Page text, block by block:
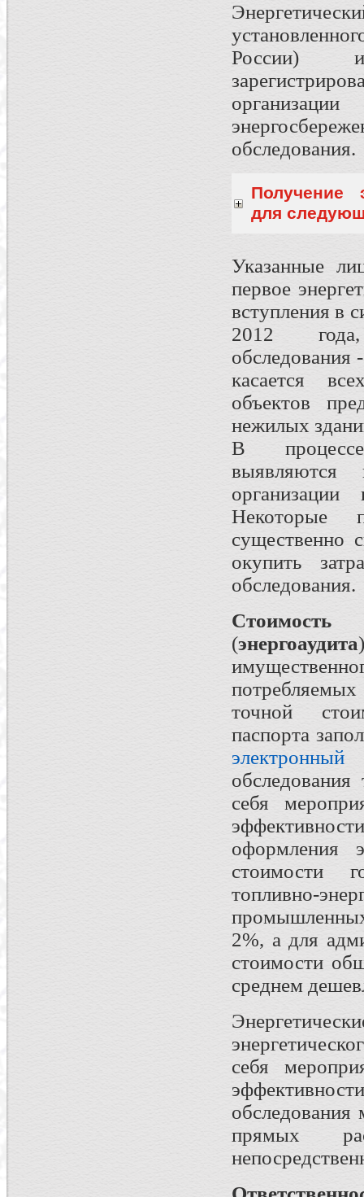
России) и
обследования.
Получение
для
Указанные
первое
вступления в
2012 года,
обследования
касается
объектов
нежилых
В процессе
выявляются
Некоторые
существенно
окупить
обследования.
Стоимость
(энергоаудита
точной
паспорта
электронный
себя
оформления
стоимости
топливно-
2%, а для
стоимости
среднем
себя
прямых